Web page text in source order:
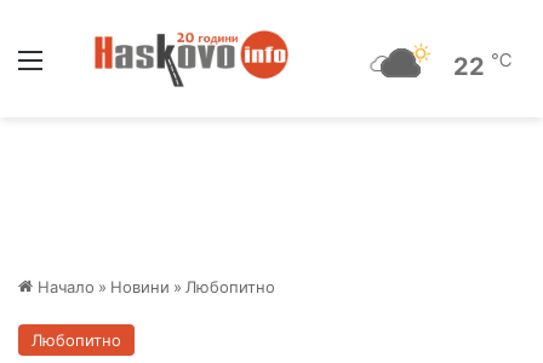
22 ℃
Начало » Новини » Любопитно
Любопитно